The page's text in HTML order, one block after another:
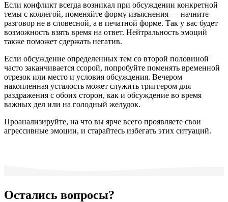
Если конфликт всегда возникал при обсуждении конкретной
темы с коллегой, поменяйте форму изъяснения — начните
разговор не в словесной, а в печатной форме. Так у вас будет
возможность взять время на ответ. Нейтральность эмоций
также поможет сдержать негатив.
Если обсуждение определенных тем со второй половиной
часто заканчивается ссорой, попробуйте поменять временной
отрезок или место и условия обсуждения. Вечером
накопленная усталость может служить триггером для
раздражения с обоих сторон, как и обсуждение во время
важных дел или на голодный желудок.
Проанализируйте, на что вы ярче всего проявляете свои
агрессивные эмоции, и старайтесь избегать этих ситуаций.
Остались вопросы?